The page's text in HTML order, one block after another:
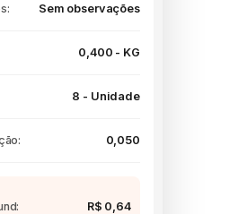
Sem observações
0,400 - KG
8 - Unidade
0,050
R$ 0,64